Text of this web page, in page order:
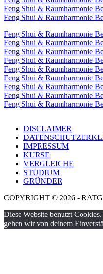
Feng Shui & Raumharmonie
Feng Shui & Raumharmonie
Feng Shui & Raumharmonie
Feng Shui & Raumharmonie
Feng Shui & Raumharmonie
Feng Shui & Raumharmonie
Feng Shui & Raumharmonie
Feng Shui & Raumharmonie
Feng Shui & Raumharmonie
Feng Shui & Raumharmonie
Feng Shui & Raumharmonie
DISCLAIMER
IMPRESSUM
KURSE
VERGLEICHE
STUDIUM
GRÜNDER
COPYRIGHT © 2026 -
Diese Website benutzt
gehen wir von deinem